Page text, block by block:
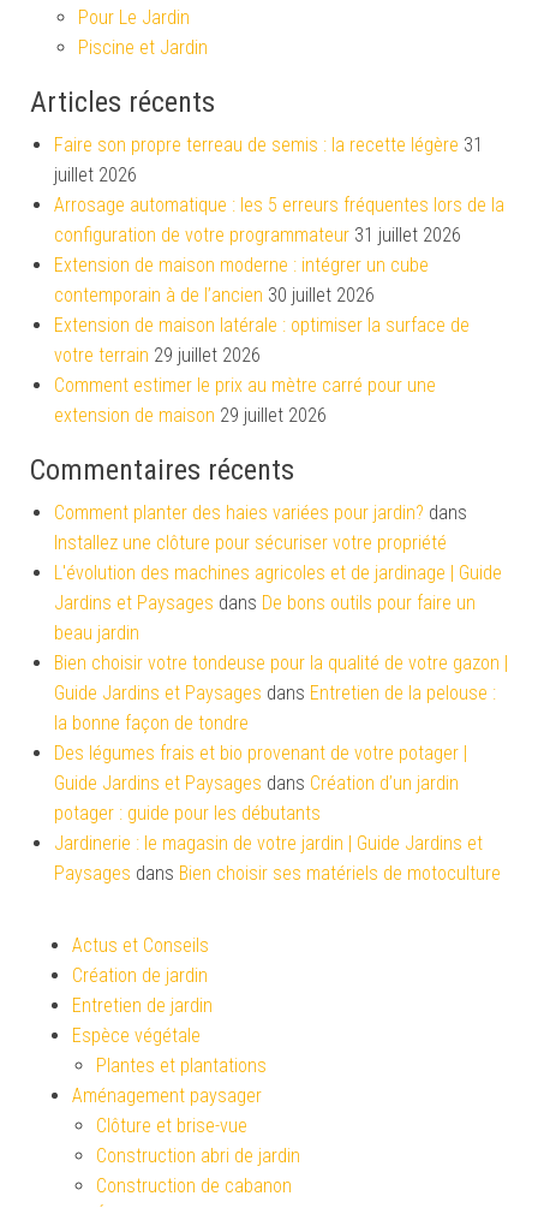
Pour Le Jardin
Piscine et Jardin
Articles récents
Faire son propre terreau de semis : la recette légère 31
juillet 2026
Arrosage automatique : les 5 erreurs fréquentes lors de la
configuration de votre programmateur 31 juillet 2026
Extension de maison moderne : intégrer un cube
contemporain à de l’ancien 30 juillet 2026
Extension de maison latérale : optimiser la surface de
votre terrain 29 juillet 2026
Comment estimer le prix au mètre carré pour une
extension de maison 29 juillet 2026
Commentaires récents
Comment planter des haies variées pour jardin? dans
Installez une clôture pour sécuriser votre propriété
L'évolution des machines agricoles et de jardinage | Guide
Jardins et Paysages dans De bons outils pour faire un
beau jardin
Bien choisir votre tondeuse pour la qualité de votre gazon |
Guide Jardins et Paysages dans Entretien de la pelouse :
la bonne façon de tondre
Des légumes frais et bio provenant de votre potager |
Guide Jardins et Paysages dans Création d’un jardin
potager : guide pour les débutants
Jardinerie : le magasin de votre jardin | Guide Jardins et
Paysages dans Bien choisir ses matériels de motoculture
Actus et Conseils
Création de jardin
Entretien de jardin
Espèce végétale
Plantes et plantations
Aménagement paysager
Clôture et brise-vue
Construction abri de jardin
Construction de cabanon